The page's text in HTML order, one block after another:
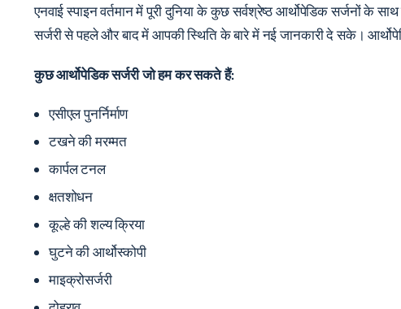
एनवाई स्पाइन वर्तमान में पूरी दुनिया के कुछ सर्वश्रेष्ठ आर्थोपेडिक सर्जनों के
सर्जरी से पहले और बाद में आपकी स्थिति के बारे में नई जानकारी दे सके।
कुछ आर्थोपेडिक सर्जरी जो हम कर सकते हैं:
एसीएल पुनर्निर्माण
टखने की मरम्मत
कार्पल टनल
क्षतशोधन
कूल्हे की शल्य क्रिया
घुटने की आर्थोस्कोपी
माइक्रोसर्जरी